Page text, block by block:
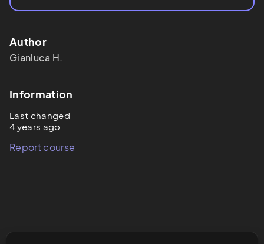
Author
Gianluca H.
Information
Last changed
4 years ago
Report course